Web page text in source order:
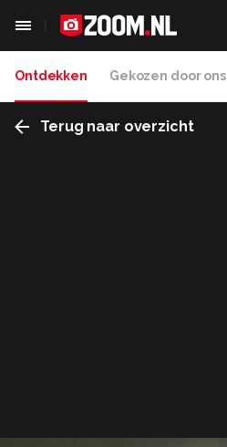
Ontdekken Gekozen door ons
Terug naar overzicht